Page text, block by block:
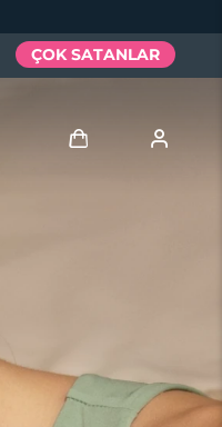
ÇOK SATANLAR
Siparişlerim